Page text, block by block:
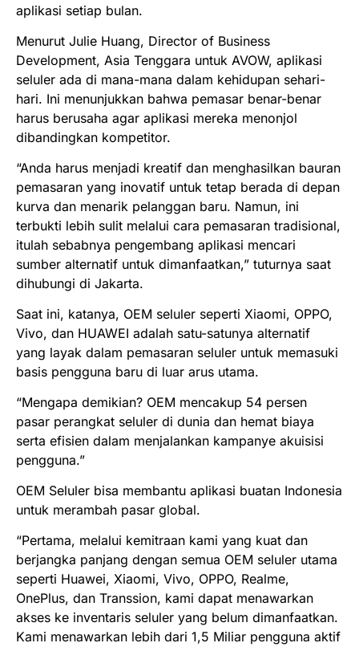
aplikasi setiap bulan.
Menurut Julie Huang, Director of Business
Development, Asia Tenggara untuk AVOW, aplikasi
seluler ada di mana-mana dalam kehidupan sehari-
hari. Ini menunjukkan bahwa pemasar benar-benar
harus berusaha agar aplikasi mereka menonjol
dibandingkan kompetitor.
“Anda harus menjadi kreatif dan menghasilkan bauran
pemasaran yang inovatif untuk tetap berada di depan
kurva dan menarik pelanggan baru. Namun, ini
terbukti lebih sulit melalui cara pemasaran tradisional,
itulah sebabnya pengembang aplikasi mencari
sumber alternatif untuk dimanfaatkan,” tuturnya saat
dihubungi di Jakarta.
Saat ini, katanya, OEM seluler seperti Xiaomi, OPPO,
Vivo, dan HUAWEI adalah satu-satunya alternatif
yang layak dalam pemasaran seluler untuk memasuki
basis pengguna baru di luar arus utama.
“Mengapa demikian? OEM mencakup 54 persen
pasar perangkat seluler di dunia dan hemat biaya
serta efisien dalam menjalankan kampanye akuisisi
pengguna.”
OEM Seluler bisa membantu aplikasi buatan Indonesia
untuk merambah pasar global.
“Pertama, melalui kemitraan kami yang kuat dan
berjangka panjang dengan semua OEM seluler utama
seperti Huawei, Xiaomi, Vivo, OPPO, Realme,
OnePlus, dan Transsion, kami dapat menawarkan
akses ke inventaris seluler yang belum dimanfaatkan.
Kami menawarkan lebih dari 1,5 Miliar pengguna aktif